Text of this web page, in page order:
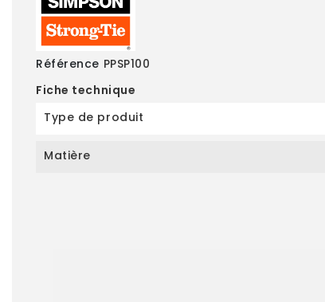
Référence PPSP100
Fiche technique
Type de produit
Matière